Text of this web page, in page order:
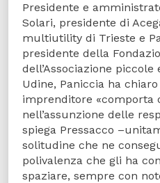
Presidente e
Solari, presidente di
multiutility di Trieste e
presidente della
dell’Associazione
Udine, Paniccia ha
imprenditore «comporta
nell’assunzione delle
spiega Pressacco
solitudine che ne
polivalenza che gli ha
spaziare, sempre con